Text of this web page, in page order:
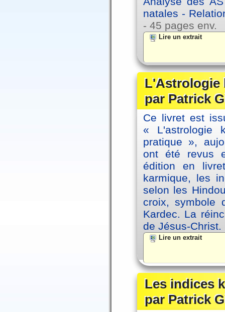
natales -
- 45 pages env.
Lire un extrait
L'Astrologie
par Patrick
Ce livret est
« L'astrologie
pratique »,
ont été revus
édition en
karmique, les
selon les
croix, symbole
Kardec. La
de Jésus-Christ.
Lire un extrait
Les indices
par Patrick